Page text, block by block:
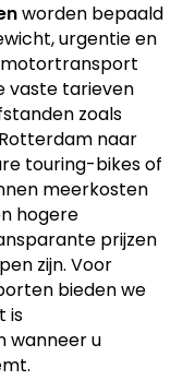
worden bepaald
urgentie en
motortransport
vaste tarieven
zoals
naar
touring-bikes of
meerkosten
hogere
prijzen
zijn. Voor
bieden we
is
wanneer u